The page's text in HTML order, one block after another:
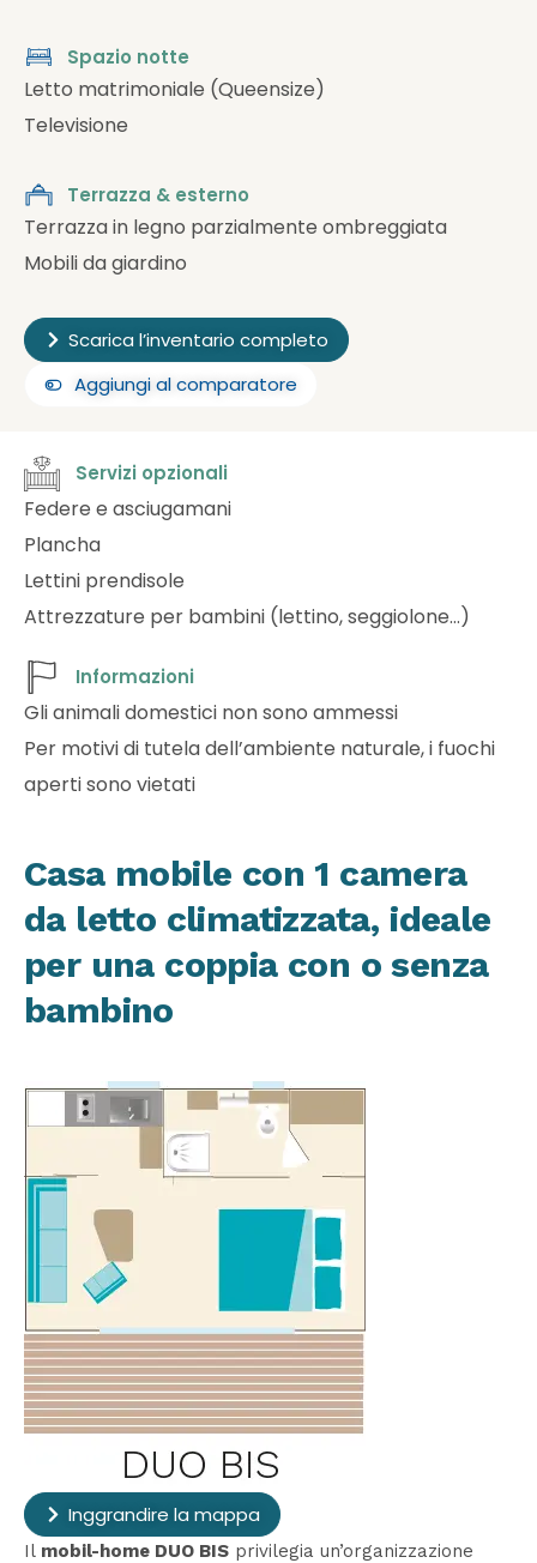
Spazio notte
Letto matrimoniale (Queensize)
Televisione
Terrazza & esterno
Terrazza in legno parzialmente ombreggiata
Mobili da giardino
Scarica l’inventario completo
Aggiungi al comparatore
Servizi opzionali
Federe e asciugamani
Plancha
Lettini prendisole
Attrezzature per bambini (lettino, seggiolone…)
Informazioni
Gli animali domestici non sono ammessi
Per motivi di tutela dell’ambiente naturale, i fuochi
aperti sono vietati
Casa mobile con 1 camera
da letto climatizzata, ideale
per una coppia con o senza
bambino
Inggrandire la mappa
Il mobil-home DUO BIS privilegia un’organizzazione